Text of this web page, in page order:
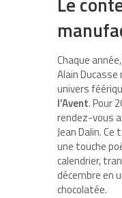
Chaque
Alain
univers
l’Avent. Pour
rendez-vous
Jean Dalin. Ce
une touche
calendrier,
décembre en
chocolatée.